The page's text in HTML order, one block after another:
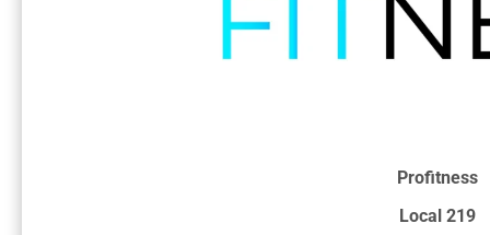
Profitness
Local 219